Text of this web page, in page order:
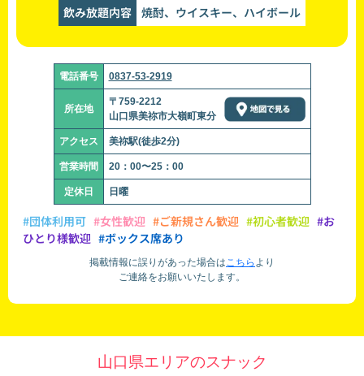
飲み放題内容 焼酎、ウイスキー、ハイボール
電話番号 0837-53-2919
所在地
〒759-2212
山口県美祢市大嶺町東分
アクセス 美祢駅(徒歩2分)
営業時間 20：00〜25：00
定休日 日曜
#団体利用可 #女性歓迎 #ご新規さん歓迎 #初心者歓迎 #お
ひとり様歓迎 #ボックス席あり
掲載情報に誤りがあった場合はこちら より
ご連絡をお願いいたします。
山口県エリアのスナック